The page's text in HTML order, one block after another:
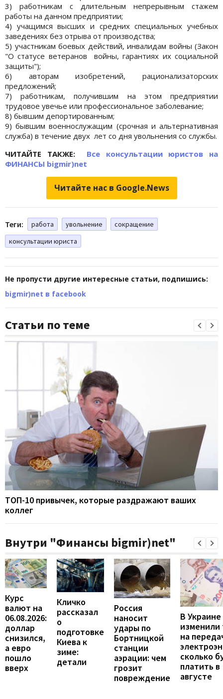
3) работникам с длительным непрерывным стажем
работы на данном предприятии;
4) учащимся высших и средних специальных учебных
заведениях без отрыва от производства;
5) участникам боевых действий, инвалидам войны (Закон
"О статусе ветеранов войны, гарантиях их социальной
защиты");
6) авторам изобретений, рационализаторских
предложений;
7) работникам, получившим на этом предприятии
трудовое увечье или профессиональное заболевание;
8) бывшим депортированным;
9) бывшим военнослужащим (срочная и альтернативная
служба) в течение двух лет со дня увольнения со службы.
ЧИТАЙТЕ ТАКЖЕ: Все консультации юристов на
ФИНАНСЫ bigmir)net
Читайте нас в Google.News
Теги: работа увольнение
сокращение
консультации юриста
Не пропусти другие интересные статьи, подпишись:
bigmir)net в facebook
Статьи по теме
ТОП-10 привычек, которые раздражают ваших
коллег
Внутри "Финансы bigmir)net"
Курс
валют на
06.08.2026:
доллар
снизился,
а евро
пошло
вверх
Кличко
рассказал
о
подготовке
Киева к
зиме:
детали
Россия
наносит
удары по
Бортницкой
станции
аэрации: чем
грозит
повреждение
В Украине
на
сколько
платить в
августе